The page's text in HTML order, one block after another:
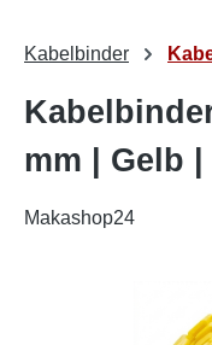
Kabelbinder
mm | Gelb
Makashop24
Bildergalerie